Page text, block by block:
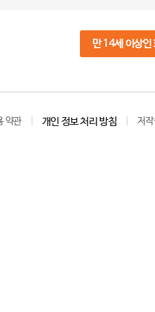
만 14세 이상인
약관 개인 정보 처리 방침 저